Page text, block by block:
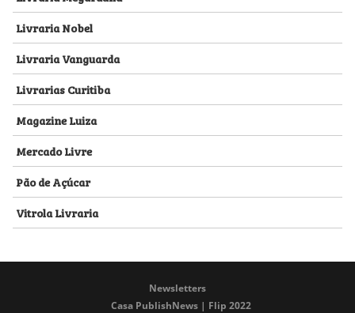
Livraria Nobel
Livraria Vanguarda
Livrarias Curitiba
Magazine Luiza
Mercado Livre
Pão de Açúcar
Vitrola Livraria
Newsletters
Casa PublishNews | Flip 2022